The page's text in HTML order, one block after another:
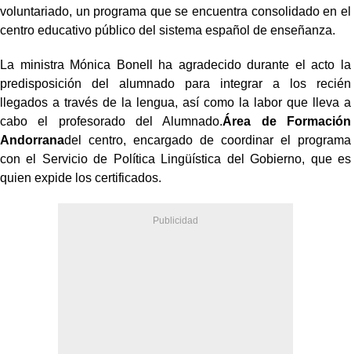
voluntariado, un programa que se encuentra consolidado en el
centro educativo público del sistema español de enseñanza.
La ministra Mónica Bonell ha agradecido durante el acto la
predisposición del alumnado para integrar a los recién
llegados a través de la lengua, así como la labor que lleva a
cabo el profesorado del Alumnado.Área de Formación
Andorranadel centro, encargado de coordinar el programa
con el Servicio de Política Lingüística del Gobierno, que es
quien expide los certificados.